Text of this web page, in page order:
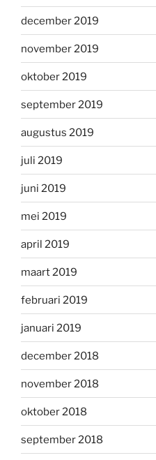
december 2019
november 2019
oktober 2019
september 2019
augustus 2019
juli 2019
juni 2019
mei 2019
april 2019
maart 2019
februari 2019
januari 2019
december 2018
november 2018
oktober 2018
september 2018